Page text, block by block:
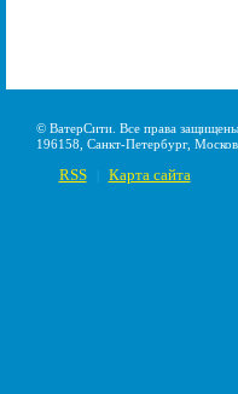
© ВатерСити. Все права защищены.
196158, Санкт-Петербург,
RSS Карта сайта